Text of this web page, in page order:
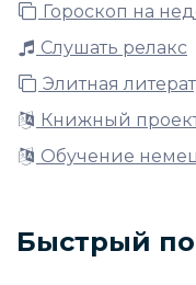
Гороскоп на
Слушать релакс
Элитная
Книжный
Обучение
Быстрый